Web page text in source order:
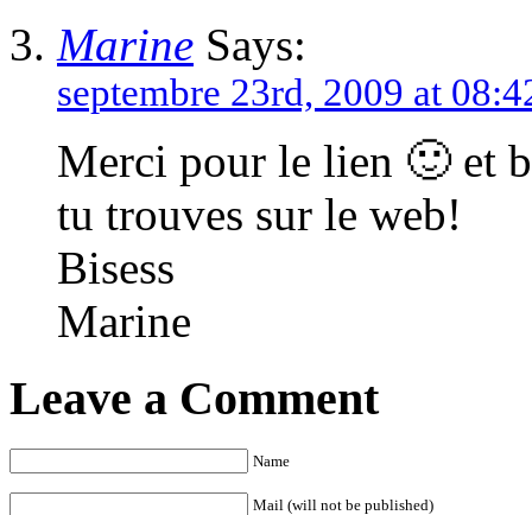
Marine Says:
septembre 23rd, 2009 at
Merci pour le lien 🙂 et
tu trouves sur le web!
Bisess
Marine
Leave a Comment
Name
Mail (will not be published)